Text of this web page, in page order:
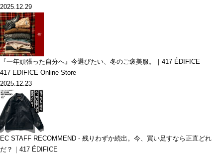
2025.12.29
『一年頑張った自分へ』今選びたい、冬のご褒美服。｜417 ÉDIFICE
417 EDIFICE Online Store
2025.12.23
EC STAFF RECOMMEND - 残りわずか続出。今、買い足すなら正直どれ
だ？｜417 ÉDIFICE